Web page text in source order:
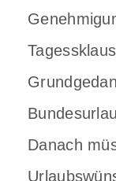
Danach